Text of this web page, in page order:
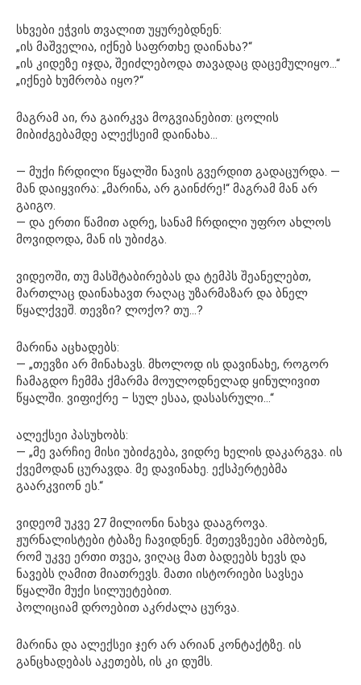
სხვები ეჭვის თვალით უყურებდნენ:
„ის მაშველია, იქნებ საფრთხე დაინახა?“
„ის კიდეზე იჯდა, შეიძლებოდა თავადაც დაცემულიყო…“
„იქნებ ხუმრობა იყო?“
მაგრამ აი, რა გაირკვა მოგვიანებით: ცოლის
მიბიძგებამდე ალექსეიმ დაინახა…
— მუქი ჩრდილი წყალში ნავის გვერდით გადაცურდა. —
მან დაიყვირა: „მარინა, არ გაინძრე!“ მაგრამ მან არ
გაიგო.
— და ერთი წამით ადრე, სანამ ჩრდილი უფრო ახლოს
მოვიდოდა, მან ის უბიძგა.
ვიდეოში, თუ მასშტაბირებას და ტემპს შეანელებთ,
მართლაც დაინახავთ რაღაც უზარმაზარ და ბნელ
წყალქვეშ. თევზი? ლოქო? თუ…?
მარინა აცხადებს:
— „თევზი არ მინახავს. მხოლოდ ის დავინახე, როგორ
ჩამაგდო ჩემმა ქმარმა მოულოდნელად ყინულივით
წყალში. ვიფიქრე – სულ ესაა, დასასრული…“
ალექსეი პასუხობს:
— „მე ვარჩიე მისი უბიძგება, ვიდრე ხელის დაკარგვა. ის
ქვემოდან ცურავდა. მე დავინახე. ექსპერტებმა
გაარკვიონ ეს.“
ვიდეომ უკვე 27 მილიონი ნახვა დააგროვა.
ჟურნალისტები ტბაზე ჩავიდნენ. მეთევზეები ამბობენ,
რომ უკვე ერთი თვეა, ვიღაც მათ ბადეებს ხევს და
ნავებს ღამით მიათრევს. მათი ისტორიები სავსეა
წყალში მუქი სილუეტებით.
პოლიციამ დროებით აკრძალა ცურვა.
მარინა და ალექსეი ჯერ არ არიან კონტაქტზე. ის
განცხადებას აკეთებს, ის კი დუმს.